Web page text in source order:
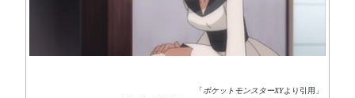
「ポケットモンスターXYより引用」